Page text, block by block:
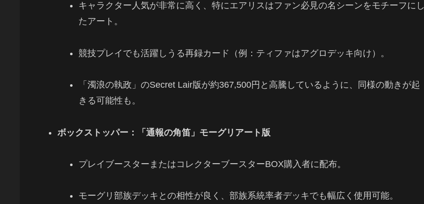
キャラクター人気が非常に高く、特にエアリスはファン必見の名シーンをモチーフにし
たアート。
競技プレイでも活躍しうる再録カード（例：ティファはアグロデッキ向け）。
「濁浪の執政」のSecret Lair版が約367,500円と高騰しているように、同様の動きが起
きる可能性も。
ボックストッパー：「通報の角笛」モーグリアート版
プレイブースターまたはコレクターブースターBOX購入者に配布。
モーグリ部族デッキとの相性が良く、部族系統率者デッキでも幅広く使用可能。